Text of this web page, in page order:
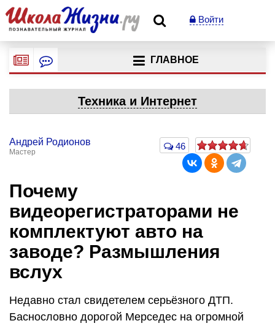
Войти
ГЛАВНОЕ
Техника и Интернет
Андрей Родионов
Мастер
46
Почему
видеорегистраторами не
комплектуют авто на
заводе? Размышления
вслух
Недавно стал свидетелем серьёзного ДТП.
Баснословно дорогой Мерседес на огромной